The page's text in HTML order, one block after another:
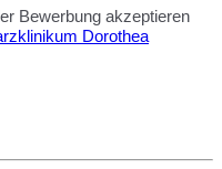
Bewerbung akzeptieren
Dorothea